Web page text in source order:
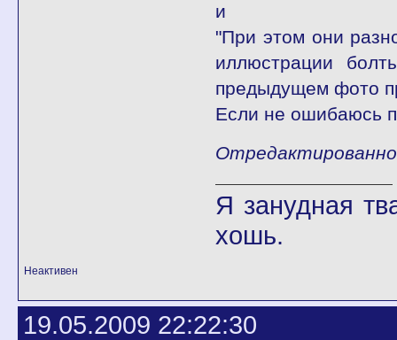
и
"При этом они
иллюстрации
предыдущем фото
Если не ошибаюсь
Я занудная
хошь.
Неактивен
19.05.2009 22:22:30